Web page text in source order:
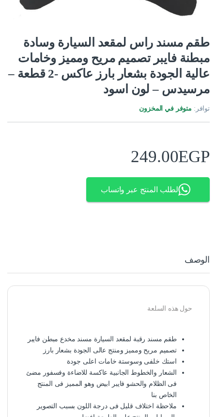
طقم مسند راس لمقعد السيارة وسادة
مبطنة فايبر تصميم مريح ومميز وخامات
عالية الجودة بشعار بارز عاكس -2 قطعة –
مرسيدس – لون اسود
توافر: متوفر في المخزون
249.00EGP
لطلب المنتج عبر واتساب
الوصف
حول هذه السلعة
طقم مسند رقبة لمقعد السيارة مسند مخدع مبطن فايبر
تصميم مريح ومميز ومنتج عالى الجودة بشعار بارز
استك خلفى وسوستة خامات اعلى جودة
الشعار والخطوط الجانبية عاكسة للاضاءة وفسفور مضئ
فى الظلام والحشو فايبر ابيض وهو المميز فى المنتج
الخاص بنا
ملاحظة اختلاف قليل فى درجة اللون بسبب التصوير